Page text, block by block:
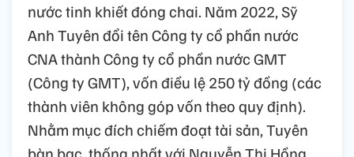
nước tinh khiết đóng chai. Năm 2022, Sỹ
Anh Tuyên đổi tên Công ty cổ phần nước
CNA thành Công ty cổ phần nước GMT
(Công ty GMT), vốn điều lệ 250 tỷ đồng (các
thành viên không góp vốn theo quy định).
Nhằm mục đích chiếm đoạt tài sản, Tuyên